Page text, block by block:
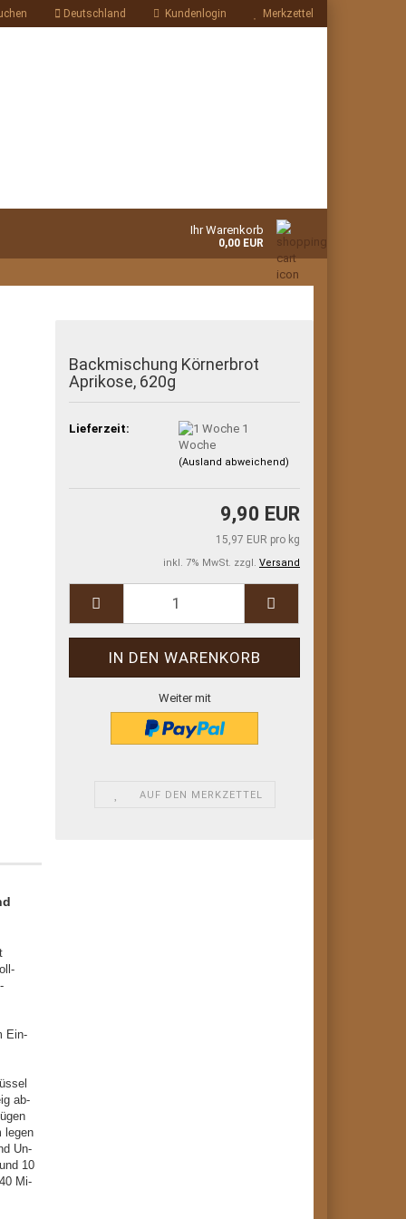
Deutschland Kundenlogin Merkzettel
Ihr Warenkorb
0,00 EUR
Backmischung Körnerbrot
Aprikose, 620g
Lieferzeit:
1
Woche
(Ausland abweichend)
9,90 EUR
15,97 EUR pro kg
inkl. 7% MwSt. zzgl. Versand
Weiter mit
AUF DEN MERKZETTEL
Ein-
ab-
legen
Un-
10
Mi-